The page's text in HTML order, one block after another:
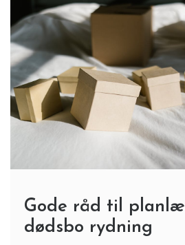
Gode råd til
dødsbo rydning